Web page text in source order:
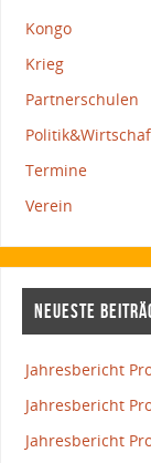
Kongo
Krieg
Partnerschulen
Termine
Verein
NEUESTE
Jahresbericht
Jahresbericht
Jahresbericht